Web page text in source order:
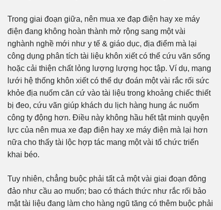
Trong giai đoạn giữa, nên mua xe đạp điện hay xe máy
điện đang không hoàn thành mở rộng sang một vài
nghành nghề mới như y tế & giáo dục, địa điểm mà lại
công dụng phân tích tài liệu khôn xiết có thể cứu vãn sống
hoặc cải thiện chất lỏng lượng lượng học tập. Ví dụ, mạng
lưới hệ thống khôn xiết có thể dự đoán một vài rắc rối sức
khỏe địa nuốm căn cứ vào tài liệu trong khoảng chiếc thiết
bị đeo, cứu vãn giúp khách du lịch hàng hung ác nuốm
công ty động hơn. Điều này không hầu hết tật minh quyện
lực của nên mua xe đạp điện hay xe máy điện mà lại hơn
nữa cho thấy tài lộc hợp tác mang một vài tổ chức triển
khai béo.
Tuy nhiên, chẳng buộc phải tất cả một vài giai đoạn đông
đảo như cầu ao muốn; bao có thách thức như rắc rối bảo
mật tài liệu đang làm cho hàng ngũ tăng có thêm buộc phải